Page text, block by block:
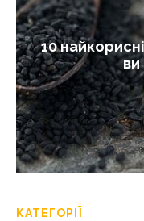
10
ви
КАТЕГОРІЇ